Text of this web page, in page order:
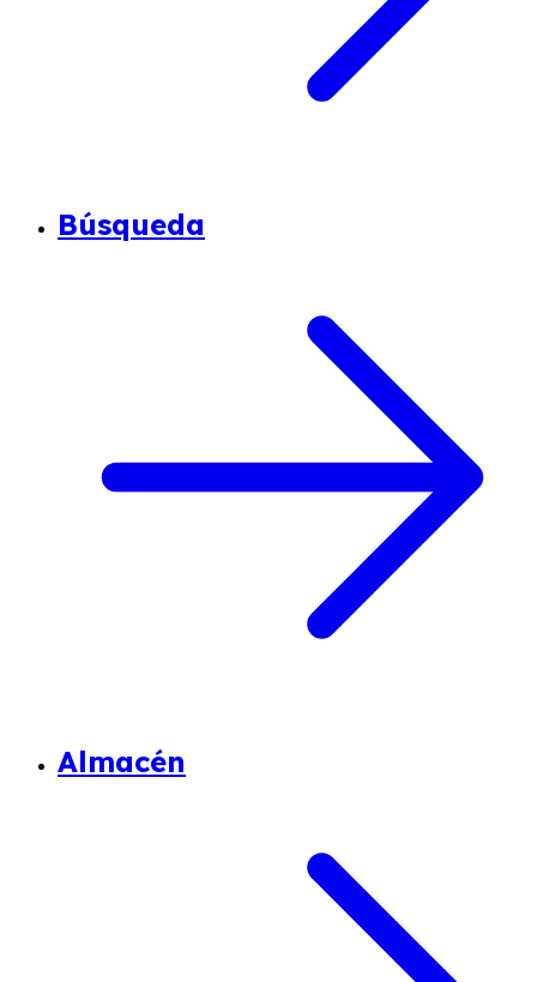
Búsqueda
Almacén